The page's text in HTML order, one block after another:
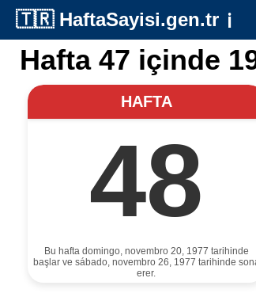
🇹🇷 HaftaSayisi.gen.tr ℹ️
Hafta 47 içinde
HAFTA
48
Bu hafta domingo, novembro 20, 1977 tarihinde
başlar ve sábado, novembro 26, 1977 tarihinde
erer.